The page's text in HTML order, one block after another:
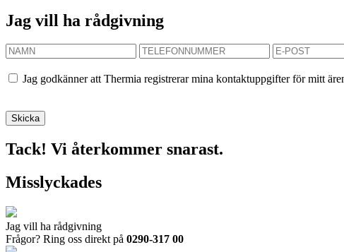
Jag vill ha rådgivning
Jag godkänner att Thermia registrerar mina kontaktuppgifter för mitt
Tack! Vi återkommer snarast.
Misslyckades
Jag vill ha rådgivning
Frågor? Ring oss direkt på 0290-317 00